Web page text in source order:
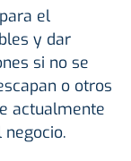
el
y dar
si no se
o otros
actualmente